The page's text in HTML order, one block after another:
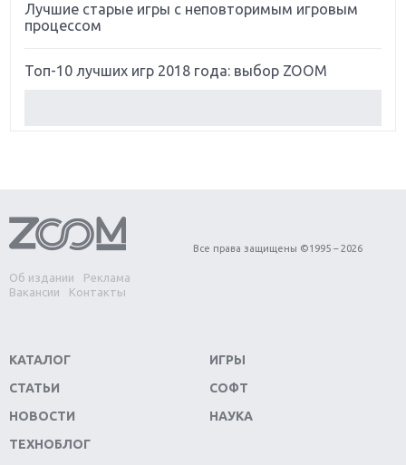
Лучшие старые игры с неповторимым игровым
процессом
Топ-10 лучших игр 2018 года: выбор ZOOM
Обзор игры Forza Horizon 4: вершина эволюции
Две важных новинки для консолей: Spider-Man и
Divinity Original Sin 2
Switch
Обзор игры The Crew 2: покорение Америки
Важнейшие анонсы E3 2018
Об издании
Реклама
Вакансии
Контакты
Все права защищены ©1995 – 2026
КАТАЛОГ
СТАТЬИ
НОВОСТИ
ТЕХНОБЛОГ
ИГРЫ
СОФТ
НАУКА